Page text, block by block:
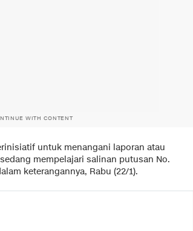
WITH CONTENT
untuk menangani laporan atau
mempelajari salinan putusan No.
keterangannya, Rabu (22/1).